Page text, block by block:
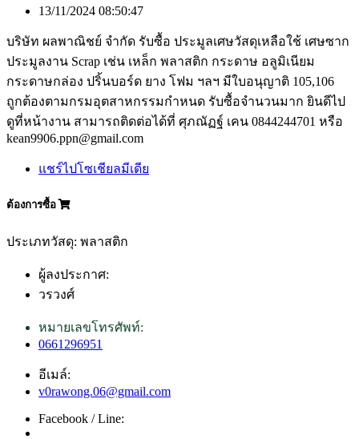
13/11/2024 08:50:47
บริษัท ผลพาณิชย์ จำกัด รับซื้อ ประมูลเศษวัสดุเหลือใช้ เศษซาก
ประมูลงาน Scrap เช่น เหล็ก พลาสติก กระดาษ อลูมิเนียม
กระดาษกล่อง ปริ้นบอร์ด ยาง โฟม ฯลฯ มีใบอนุญาติ 105,106
ถูกต้องตามกรมอุตสาหกรรมกำหนด รับซื้อจำนวนมาก ยินดีไป
ดูที่หน้างาน สามารถติดต่อได้ที่ ศุภณัฏฐ์ เคน 0844244701 หรือ
kean9906.ppn@gmail.com
แชร์ไปโซเชียลมีเดีย
ต้องการซื้อ
ประเภทวัสดุ: พลาสติก
ผู้ลงประกาศ:
วรวงศ์
หมายเลขโทรศัพท์:
0661296951
อีเมล์:
v0rawong.06@gmail.com
Facebook / Line: